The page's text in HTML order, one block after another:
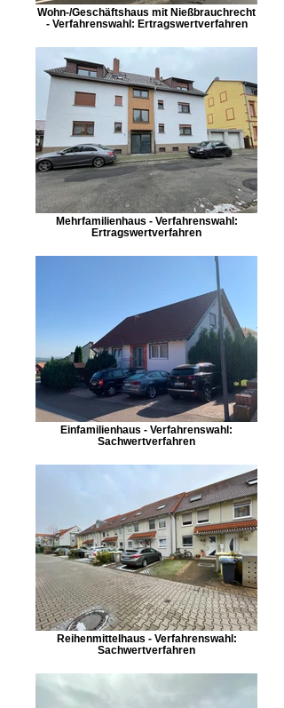
Wohn-/Geschäftshaus mit Nießbrauchrecht
- Verfahrenswahl: Ertragswertverfahren
Mehrfamilienhaus - Verfahrenswahl:
Ertragswertverfahren
Einfamilienhaus - Verfahrenswahl:
Sachwertverfahren
Reihenmittelhaus - Verfahrenswahl:
Sachwertverfahren